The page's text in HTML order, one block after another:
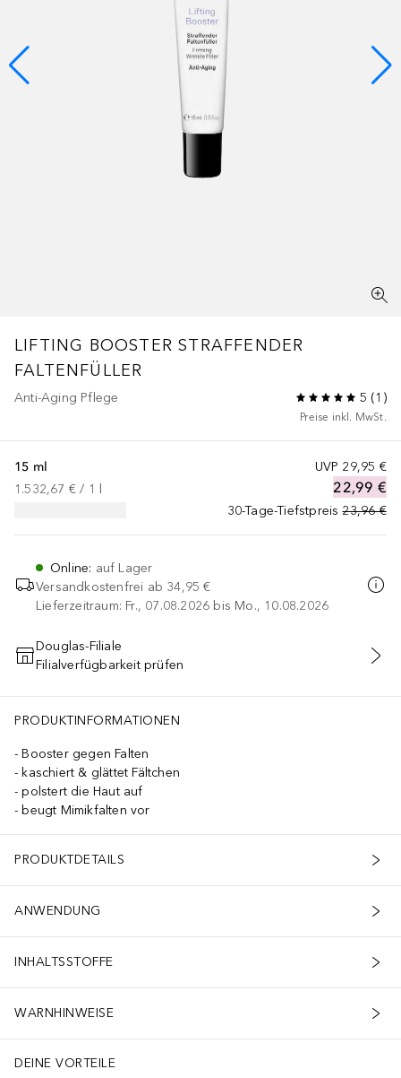
LIFTING BOOSTER STRAFFENDER
FALTENFÜLLER
Anti-Aging Pflege 5 (1 )
Preise inkl. MwSt.
UVP 29,95 €
22,99 €
30-Tage-Tiefstpreis 23,96 €
15 ml
1.532,67 € / 1
Online: auf Lager
Versandkostenfrei ab 34,95 €
Lieferzeitraum: Fr., 07.08.2026 bis Mo., 10.08.2026
IN DEN WARENKORB
Douglas-Filiale
Filialverfügbarkeit prüfen
PRODUKTINFORMATIONEN
Booster gegen Falten
kaschiert & glättet Fältchen
polstert die Haut auf
beugt Mimikfalten vor
PRODUKTDETAILS
ANWENDUNG
INHALTSSTOFFE
WARNHINWEISE
DEINE VORTEILE